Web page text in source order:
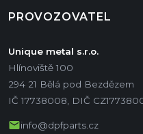
PROVOZOVATEL
Unique metal s.r.o.
Hlínoviště 100
294 21 Bělá pod Bezdězem
IČ 17738008, DIČ
mailinfo@dpfparts.cz